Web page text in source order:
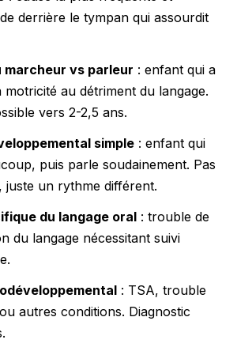
derrière le tympan qui assourdit
marcheur vs parleur : enfant qui a
au détriment du langage.
vers 2-2,5 ans.
simple : enfant qui
puis parle soudainement. Pas
juste un rythme différent.
du langage oral : trouble de
du langage nécessitant suivi
: TSA, trouble
autres conditions. Diagnostic